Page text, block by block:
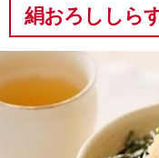
絹おろししら